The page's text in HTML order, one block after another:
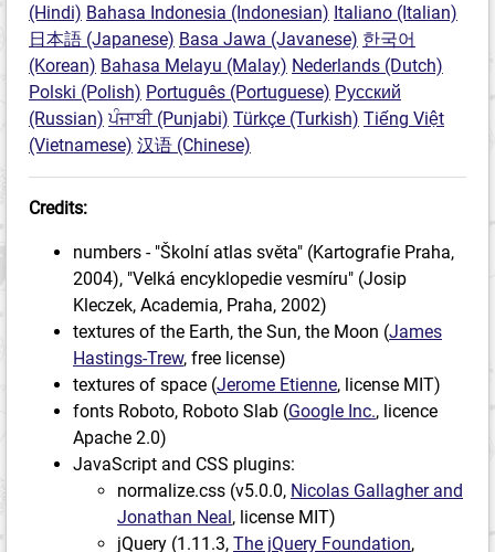
(Hindi) Bahasa Indonesia (Indonesian) Italiano (Italian)
日本語 (Japanese) Basa Jawa (Javanese) 한국어
(Korean) Bahasa Melayu (Malay) Nederlands (Dutch)
Polski (Polish) Português (Portuguese) Русский
(Russian) ਪੰਜਾਬੀ (Punjabi) Türkçe (Turkish) Tiếng Việt
(Vietnamese) 汉语 (Chinese)
Credits:
numbers - "Školní atlas světa" (Kartografie Praha,
2004), "Velká encyklopedie vesmíru" (Josip
Kleczek, Academia, Praha, 2002)
textures of the Earth, the Sun, the Moon (James
Hastings-Trew, free license)
textures of space (Jerome Etienne, license MIT)
fonts Roboto, Roboto Slab (Google Inc., licence
Apache 2.0)
JavaScript and CSS plugins:
normalize.css (v5.0.0, Nicolas Gallagher and
Jonathan Neal, license MIT)
jQuery (1.11.3, The jQuery Foundation,